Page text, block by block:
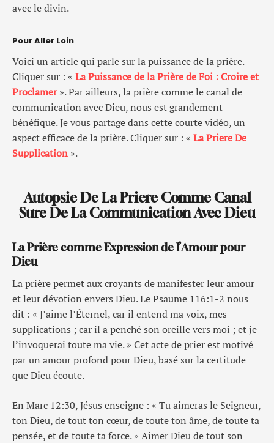
avec le divin.
Pour Aller Loin
Voici un article qui parle sur la puissance de la prière.
Cliquer sur : « La Puissance de la Prière de Foi : Croire et
Proclamer». Par ailleurs, la prière comme le canal de
communication avec Dieu, nous est grandement
bénéfique. Je vous partage dans cette courte vidéo, un
aspect efficace de la prière. Cliquer sur : « La Priere De
Supplication ».
Autopsie De La Priere Comme Canal
Sure De La Communication Avec Dieu
La Prière comme Expression de l’Amour pour
Dieu
La prière permet aux croyants de manifester leur amour
et leur dévotion envers Dieu. Le Psaume 116:1-2 nous
dit : « J’aime l’Éternel, car il entend ma voix, mes
supplications ; car il a penché son oreille vers moi ; et je
l’invoquerai toute ma vie. » Cet acte de prier est motivé
par un amour profond pour Dieu, basé sur la certitude
que Dieu écoute.
En Marc 12:30, Jésus enseigne : « Tu aimeras le Seigneur,
ton Dieu, de tout ton cœur, de toute ton âme, de toute ta
pensée, et de toute ta force. » Aimer Dieu de tout son